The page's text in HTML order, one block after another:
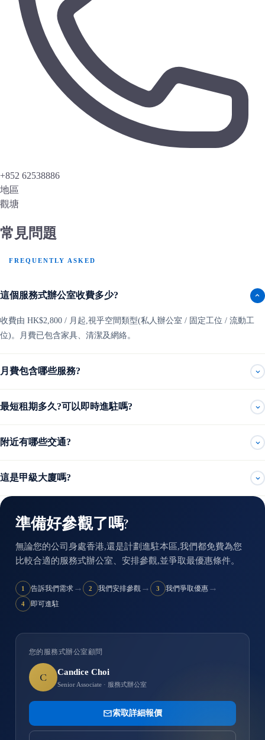
+852 62538886
地區
觀塘
常見問題
FREQUENTLY ASKED
這個服務式辦公室收費多少?
收費由 HK$2,800 / 月起,視乎空間類型(私人辦公室 / 固定工位 / 流動工
位)。月費已包含家具、清潔及網絡。
月費包含哪些服務?
最短租期多久?可以即時進駐嗎?
附近有哪些交通?
這是甲級大廈嗎?
準備好參觀了嗎?
無論您的公司身處香港,還是計劃進駐本區,我們都免費為您
比較合適的服務式辦公室、安排參觀,並爭取最優惠條件。
1 告訴我們需求 → 2 我們安排參觀 → 3 我們爭取優惠 →
4 即可進駐
您的服務式辦公室顧問
C Candice Choi
Senior Associate · 服務式辦公室
索取詳細報價